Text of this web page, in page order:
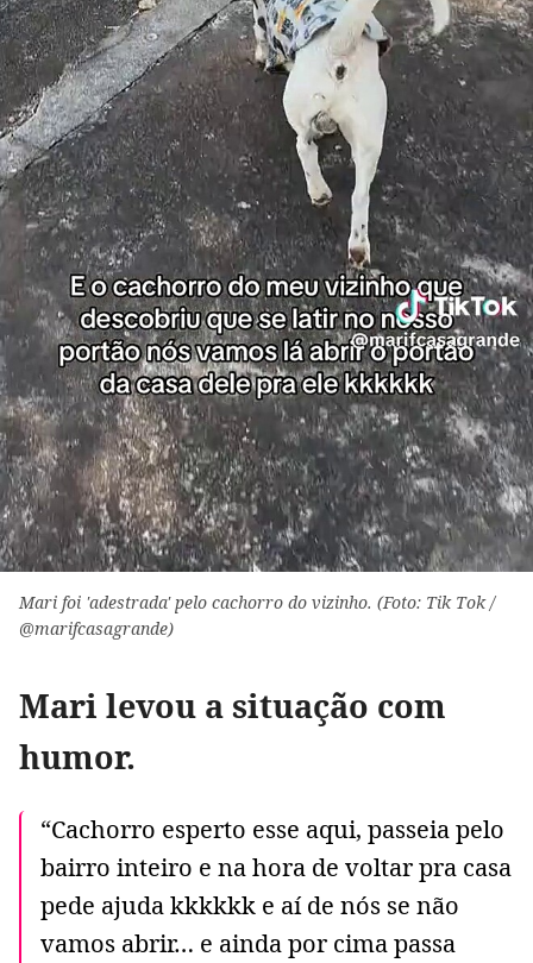
Mari foi 'adestrada' pelo cachorro do vizinho. (Foto: Tik Tok /
@marifcasagrande)
Mari levou a situação com
humor.
“Cachorro esperto esse aqui, passeia pelo
bairro inteiro e na hora de voltar pra casa
pede ajuda kkkkkk e aí de nós se não
vamos abrir… e ainda por cima passa